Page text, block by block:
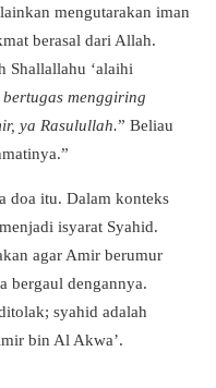
mengutarakan iman
berasal dari Allah.
Shallallahu ‘alaihi
menggiring
ya Rasulullah.” Beliau
doa itu. Dalam konteks
isyarat Syahid.
agar Amir berumur
bergaul dengannya.
syahid adalah
bin Al Akwa’.